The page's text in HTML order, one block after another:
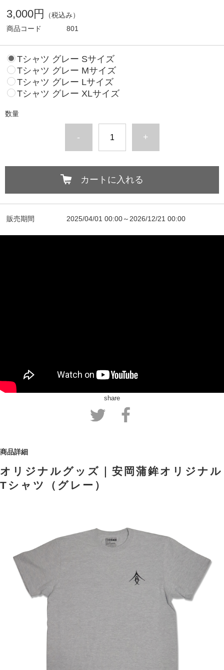
3,000円
（税込み）
商品コード
801
Tシャツ グレー Sサイズ
Tシャツ グレー Mサイズ
Tシャツ グレー Lサイズ
Tシャツ グレー XLサイズ
数量
- +
カートに入れる
販売期間 2025/04/01 00:00～2026/12/21 00:00
share
商品詳細
オリジナルグッズ｜安岡蒲鉾オリジナル
Tシャツ（グレー）